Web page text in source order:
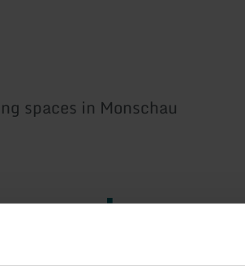
spaces in Monschau